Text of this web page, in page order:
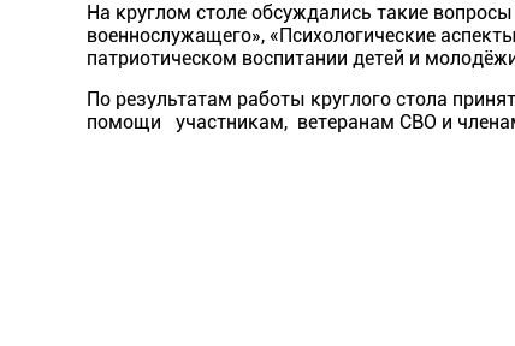
На круглом столе обсуждались такие
военнослужащего», «Психологические
патриотическом воспитании детей и
По результатам работы круглого стола
помощи участникам, ветеранам СВО и